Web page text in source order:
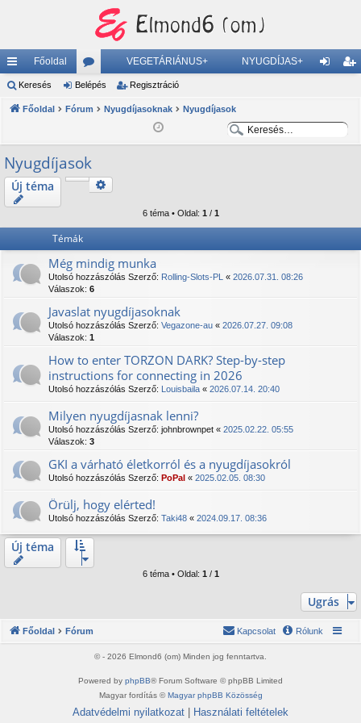
yo
rs
ke
Főoldal
ór
u
ok
VEGETÁRIÁNUS+ NYUGDÍJAS+
Keresés Belépés Regisztráció
Főoldal Fórum Nyugdíjasoknak
Nyugdíjasok
e
é
e
é
Nyugdíjasok
Új téma Keresés
Részletes keresés
6 téma • Oldal: 1 / 1
Témák
Még mindig munka
Utolsó hozzászólás Szerző: Rolling-Slots-PL « 2026.07.31. 08:26
Válaszok: 6
Javaslat nyugdíjasoknak
Utolsó hozzászólás Szerző: Vegazone-au « 2026.07.27. 09:08
Válaszok: 1
How to enter TORZON DARK? Step-by-step
instructions for connecting in 2026
Utolsó hozzászólás Szerző: Louisbaila « 2026.07.14. 20:40
Milyen nyugdíjasnak lenni?
Utolsó hozzászólás Szerző: johnbrownpet « 2025.02.22. 05:55
Válaszok: 3
GKI a várható életkorról és a nyugdíjasokról
Utolsó hozzászólás Szerző: PoPal « 2025.02.05. 08:30
Örülj, hogy elérted!
Utolsó hozzászólás Szerző: Taki48 « 2024.09.17. 08:36
Új téma
6 téma • Oldal: 1 / 1
Ugrás
Főoldal Fórum Rólunk
Kapcsolat
© - 2026 Elmond6 (om) Minden jog fenntartva.
Powered by phpBB® Forum Software © phpBB Limited
Magyar fordítás ©Magyar phpBB Közösség
Adatvédelmi nyilatkozat Használati feltételek